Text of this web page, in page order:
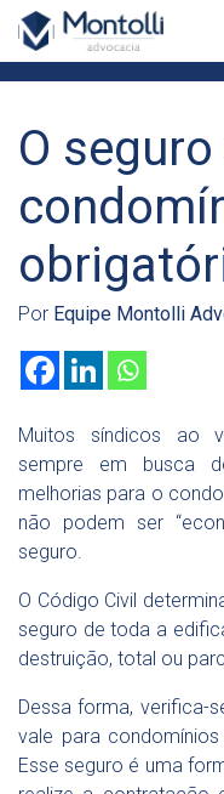
O
Por Equipe Montolli
Muitos síndicos ao
sempre em busca
melhorias para o
não podem ser
seguro.
O Código Civil
seguro de toda a
destruição, total ou
Dessa forma, verifica-
vale para
Esse seguro é uma